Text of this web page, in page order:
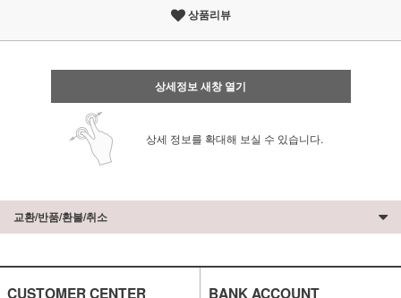
상품리뷰
상세정보 새창 열기
상세 정보를 확대해 보실 수 있습니다.
교환/반품/환불/취소
CUSTOMER CENTER BANK ACCOUNT